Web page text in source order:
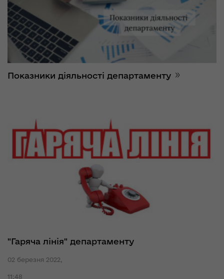
Показники діяльності департаменту
"Гаряча лінія" департаменту
02 березня 2022,
11:48